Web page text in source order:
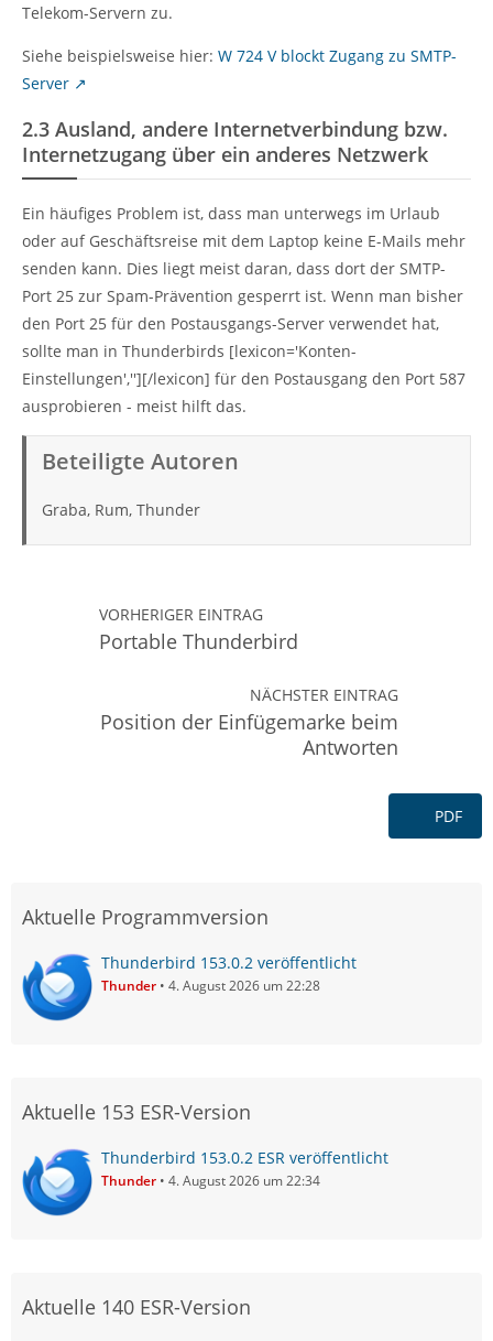
Telekom-Servern zu.
Siehe beispielsweise hier: W 724 V blockt Zugang zu SMTP-
Server
2.3 Ausland, andere Internetverbindung bzw.
Internetzugang über ein anderes Netzwerk
Ein häufiges Problem ist, dass man unterwegs im Urlaub
oder auf Geschäftsreise mit dem Laptop keine E-Mails mehr
senden kann. Dies liegt meist daran, dass dort der SMTP-
Port 25 zur Spam-Prävention gesperrt ist. Wenn man bisher
den Port 25 für den Postausgangs-Server verwendet hat,
sollte man in Thunderbirds [lexicon='Konten-
Einstellungen',''][/lexicon] für den Postausgang den Port 587
ausprobieren - meist hilft das.
Beteiligte Autoren
Graba, Rum, Thunder
VORHERIGER EINTRAG
Portable Thunderbird
NÄCHSTER EINTRAG
Position der Einfügemarke beim
Antworten
PDF
Aktuelle Programmversion
Thunderbird 153.0.2 veröffentlicht
Thunder 4. August 2026 um 22:28
Aktuelle 153 ESR-Version
Thunderbird 153.0.2 ESR veröffentlicht
Thunder 4. August 2026 um 22:34
Aktuelle 140 ESR-Version